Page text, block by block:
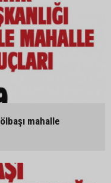
mahalle